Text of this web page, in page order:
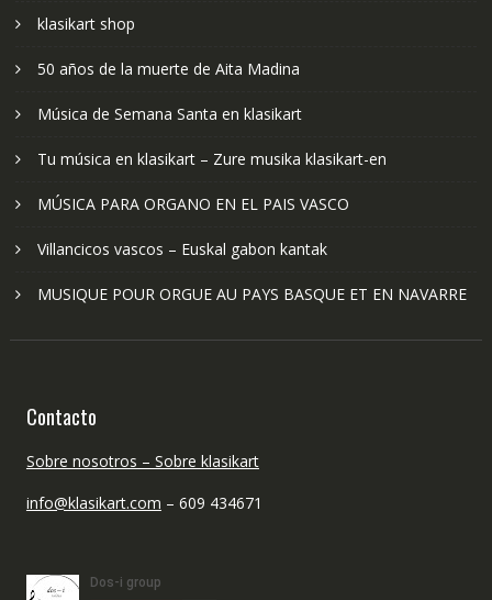
klasikart shop
50 años de la muerte de Aita Madina
Música de Semana Santa en klasikart
Tu música en klasikart – Zure musika klasikart-en
MÚSICA PARA ORGANO EN EL PAIS VASCO
Villancicos vascos – Euskal gabon kantak
MUSIQUE POUR ORGUE AU PAYS BASQUE ET EN NAVARRE
Contacto
Sobre nosotros – Sobre klasikart
info@klasikart.com – 609 434671